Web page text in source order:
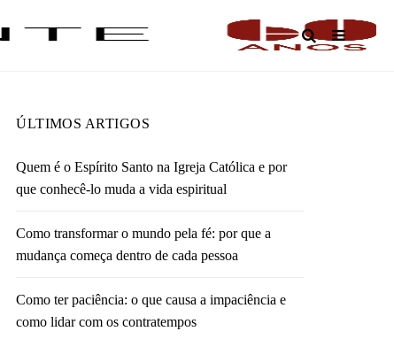
ÚLTIMOS ARTIGOS
Quem é o Espírito Santo na Igreja Católica e por
que conhecê-lo muda a vida espiritual
Como transformar o mundo pela fé: por que a
mudança começa dentro de cada pessoa
Como ter paciência: o que causa a impaciência e
como lidar com os contratempos